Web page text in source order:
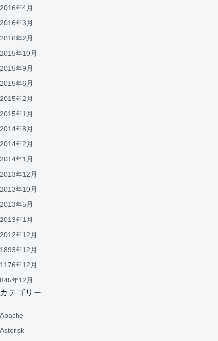
2016年4月
2016年3月
2016年2月
2015年10月
2015年9月
2015年6月
2015年2月
2015年1月
2014年8月
2014年2月
2014年1月
2013年12月
2013年10月
2013年5月
2013年1月
2012年12月
1893年12月
1176年12月
845年12月
カテゴリー
Apache
Asterisk